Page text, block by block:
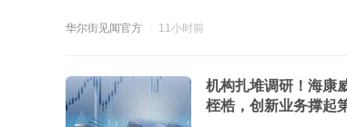
华尔街见闻官方 11小时前
机构扎堆调研！海康
桎梏，创新业务撑起